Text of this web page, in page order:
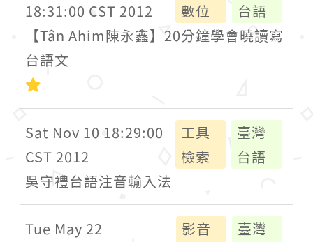
18:31:00 CST 2012
數位
台語
【Tân Ahim陳永鑫】20分鐘學會曉讀寫
台語文
Sat Nov 10 18:29:00
CST 2012
工具
檢索
臺灣
台語
吳守禮台語注音輸入法
Tue May 22
影音
臺灣